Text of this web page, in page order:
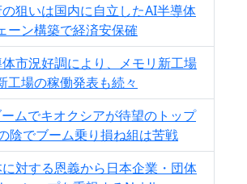
狙いは国内に自立したAI半導体
ーン構築で経済安保確
市況好調により、メモリ新工場
工場の稼働発表も続々
ムでキオクシアが待望のトップ
陰でブーム乗り損ね組は苦戦
対する恩義から日本企業・団体